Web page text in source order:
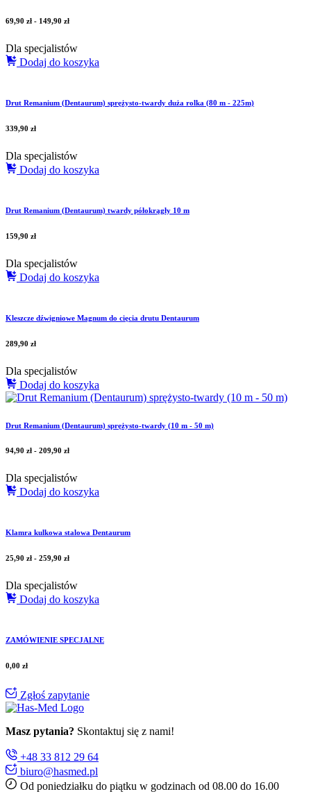
69,90 zł - 149,90 zł
Dla specjalistów
Dodaj do koszyka
Drut Remanium (Dentaurum) sprężysto-twardy duża rolka (80 m - 225m)
339,90 zł
Dla specjalistów
Dodaj do koszyka
Drut Remanium (Dentaurum) twardy półokrągły 10 m
159,90 zł
Dla specjalistów
Dodaj do koszyka
Kleszcze dźwigniowe Magnum do cięcia drutu Dentaurum
289,90 zł
Dla specjalistów
Dodaj do koszyka
Drut Remanium (Dentaurum) sprężysto-twardy (10 m - 50 m)
94,90 zł - 209,90 zł
Dla specjalistów
Dodaj do koszyka
Klamra kulkowa stalowa Dentaurum
25,90 zł - 259,90 zł
Dla specjalistów
Dodaj do koszyka
ZAMÓWIENIE SPECJALNE
0,00 zł
Zgłoś zapytanie
Masz pytania? Skontaktuj się z nami!
+48 33 812 29 64
biuro@hasmed.pl
Od poniedziałku do piątku w godzinach od 08.00 do 16.00